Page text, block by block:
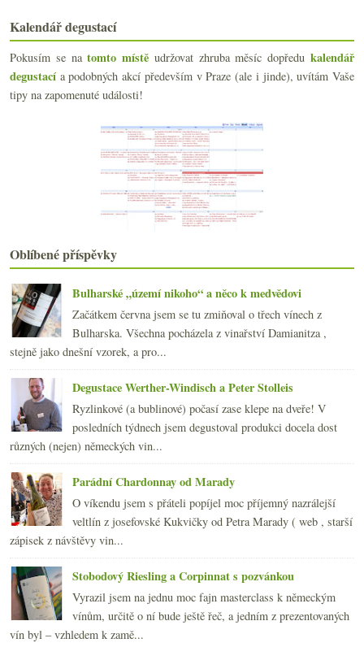
► října(23)
►září(19)
►srpna(19)
►července(18)
►června(20)
►2015(251)
2014(254)
►2013(249)
►2012(254)
► 2011(252)
►2010(249)
►2009(249)
2008 (270)
►2007(108)
Kalendář degustací
Pokusím se natomto místě udržovat zhruba měsíc dopředukalendář
degustacía podobných akcí především v Praze (ale i jinde), uvítám Vaše
tipy na zapomenuté události!
Oblíbené příspěvky
Bulharské „území nikoho“ a něco k medvědovi
Začátkem června jsem se tu zmiňoval o třech vínech z
Bulharska. Všechna pocházela z vinařství Damianitza ,
stejně jako dnešní vzorek, a pro...
Degustace Werther-Windisch a Peter Stolleis
Ryzlinkové (a bublinové) počasí zase klepe na dveře! V
posledních týdnech jsem degustoval produkci docela dost
různých (nejen) německých vin...
Parádní Chardonnay od Marady
O víkendu jsem s přáteli popíjel moc příjemný nazrálejší
veltlín z josefovské Kukvičky od Petra Marady ( web , starší
zápisek z návštěvy vin...
Stobodový Riesling a Corpinnat s pozvánkou
Vyrazil jsem na jednu moc fajn masterclass k německým
vínům, určitě o ní bude ještě řeč, a jedním z prezentovaných
vín byl – vzhledem k zamě...